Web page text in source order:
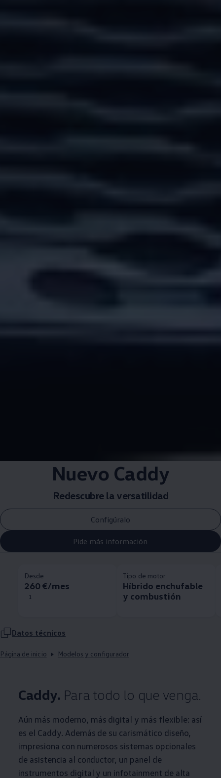
Nuevo Caddy
Redescubre la versatilidad
Configúralo
Pide más información
Desde
260 €/mes
1
Tipo de motor
Híbrido enchufable
y combustión
Datos técnicos
Página de inicio Modelos y configurador
Caddy. Para todo lo que venga.
Aún más moderno, más digital y más flexible: así
es el Caddy. Además de su carismático diseño,
impresiona con numerosos sistemas opcionales
de asistencia al conductor, un panel de
instrumentos digital y un infotainment de alta